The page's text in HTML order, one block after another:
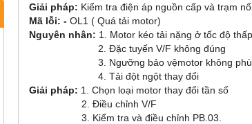
Giải pháp: Kiểm tra điện áp nguồn cấp và trạm
Mã lỗi: - OL1 ( Quá tải motor)
Nguyên nhân: 1. Motor kéo tải nặng ở tốc độ
2. Đặc tuyến V/F không đúng
3. Ngưỡng bảo vệmotor không phù
4. Tải đột ngột thay đổi
Giải pháp: 1. Chọn loại motor thay đổi tần số
2. Điều chỉnh V/F
3. Kiểm tra và điều chỉnh PB.03.